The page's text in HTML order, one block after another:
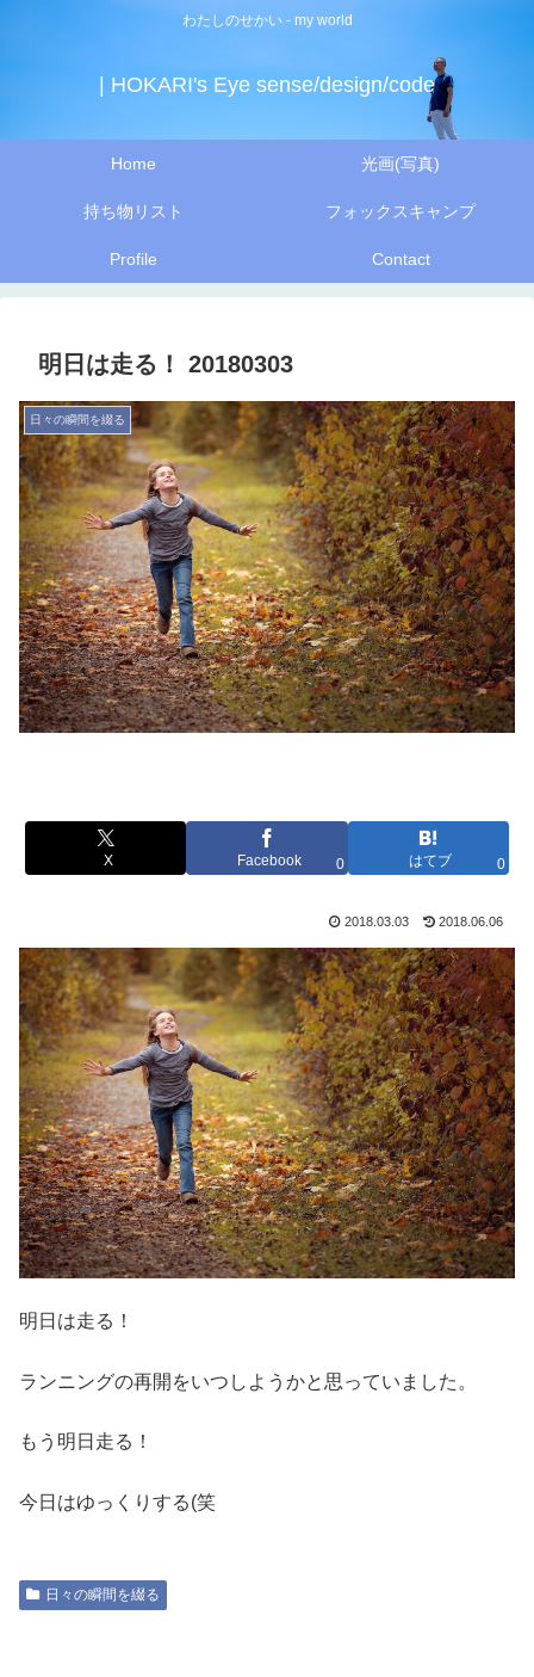
わたしのせかい - my world
| HOKARI's Eye sense/design/code
Home 光画(写真)
持ち物リスト フォックスキャンプ
Profile Contact
明日は走る！ 20180303
日々の瞬間を綴る
X Facebook 0 はてブ 0
2018.03.03 2018.06.06
明日は走る！
ランニングの再開をいつしようかと思っていました。
もう明日走る！
今日はゆっくりする(笑
日々の瞬間を綴る